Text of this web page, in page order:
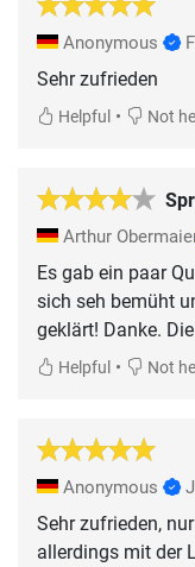
Anonymous
Sehr zufrieden
Helpful • Not
Arthur
Es gab ein paar
sich seh bemüht
geklärt! Danke.
Helpful • Not
Anonymous
Sehr zufrieden,
allerdings mit der